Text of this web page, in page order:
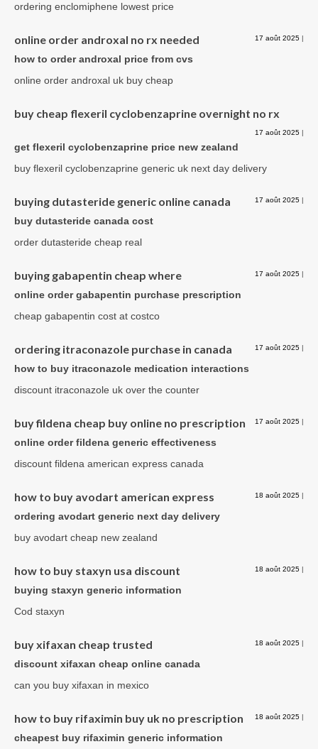
ordering enclomiphene lowest price
online order androxal no rx needed 17 août 2025 |
how to order androxal price from cvs
online order androxal uk buy cheap
buy cheap flexeril cyclobenzaprine overnight no rx
17 août 2025 |
get flexeril cyclobenzaprine price new zealand
buy flexeril cyclobenzaprine generic uk next day delivery
buying dutasteride generic online canada 17 août 2025 |
buy dutasteride canada cost
order dutasteride cheap real
buying gabapentin cheap where 17 août 2025 |
online order gabapentin purchase prescription
cheap gabapentin cost at costco
ordering itraconazole purchase in canada 17 août 2025 |
how to buy itraconazole medication interactions
discount itraconazole uk over the counter
buy fildena cheap buy online no prescription 17 août 2025 |
online order fildena generic effectiveness
discount fildena american express canada
how to buy avodart american express 18 août 2025 |
ordering avodart generic next day delivery
buy avodart cheap new zealand
how to buy staxyn usa discount 18 août 2025 |
buying staxyn generic information
Cod staxyn
buy xifaxan cheap trusted 18 août 2025 |
discount xifaxan cheap online canada
can you buy xifaxan in mexico
how to buy rifaximin buy uk no prescription 18 août 2025 |
cheapest buy rifaximin generic information